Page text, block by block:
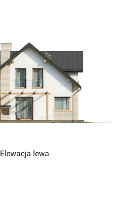
Elewacja lewa